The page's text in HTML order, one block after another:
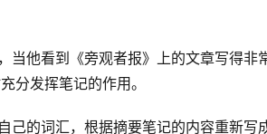
当他看到《旁观者报》上的文章写得非
分发挥笔记的作用。
己的词汇，根据摘要笔记的内容重新写